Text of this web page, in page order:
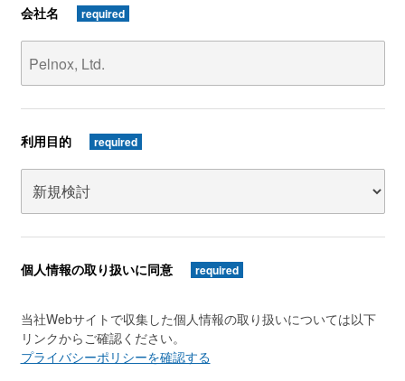
会社名 required
利用目的 required
個人情報の取り扱いに同意 required
当社Webサイトで収集した個人情報の取り扱いについては以下
リンクからご確認ください。
プライバシーポリシーを確認する